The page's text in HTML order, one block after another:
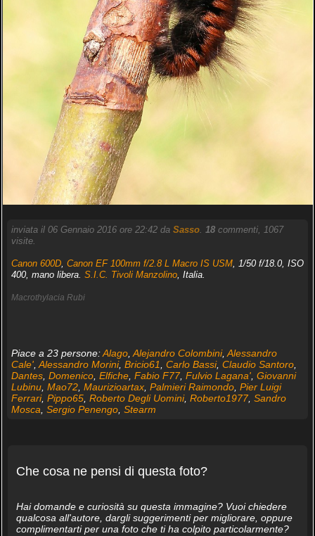
inviata il 06 Gennaio 2016 ore 22:42 da Sasso. 18commenti, 1067
visite.
Canon 600D, Canon EF 100mm f/2.8 L Macro IS USM, 1/50 f/18.0, ISO
400, mano libera. S.I.C. Tivoli Manzolino, Italia.
Macrothylacia Rubi
Piace a 23 persone:Alago, Alejandro Colombini, Alessandro
Cale', Alessandro Morini, Bricio61 Carlo Bassi, Claudio Santoro,
Dantes, Domenico, Elfiche, Fabio F77, Fulvio Lagana', Giovanni
Lubinu, Mao72, Maurizioartax, Palmieri Raimondo, Pier Luigi
Ferrari, Pippo65, Roberto Degli Uomini, Roberto1977, Sandro
Mosca Sergio Penengo, Stearm
Che cosa ne pensi di questa foto?
Hai domande e curiosità su questa immagine? Vuoi chiedere
qualcosa all'autore, dargli suggerimenti per migliorare, oppure
complimentarti per una foto che ti ha colpito particolarmente?